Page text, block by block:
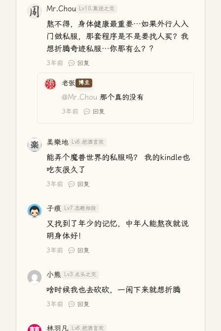
Mr.Chou Lv10.莫逆之交
熬不得，身体健康最重要…如果外行人入
门做私服，那套程序是不是要找人买？我
想折腾奇迹私服…你那有么？?
3年前 回复
老张 博主
@Mr.Chou 那个真的没有
3年前 回复
美樂地 Lv8.把酒言欢
能弄个魔兽世界的私服吗？ 我的kindle也
吃灰很久了
3年前 回复
子痕 Lv7.志趣相投
又找到了年少的记忆，中年人能熬夜就说
明身体好！
3年前 回复
小熊 Lv3.点头之交
啥时候我也去砍砍，一闲下来就想折腾
3年前 回复
林羽凡 Lv8.把酒言欢